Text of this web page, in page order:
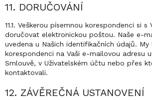
11. DORUČOVÁNÍ
11.1. Veškerou písemnou korespondenci si s
doručovat elektronickou poštou. Naše e-
uvedena u Našich identifikačních údajů.
korespondenci na Vaši e-mailovou adresu
Smlouvě, v Uživatelském účtu nebo přes
kontaktovali.
12. ZÁVĚREČNÁ USTANOVENÍ